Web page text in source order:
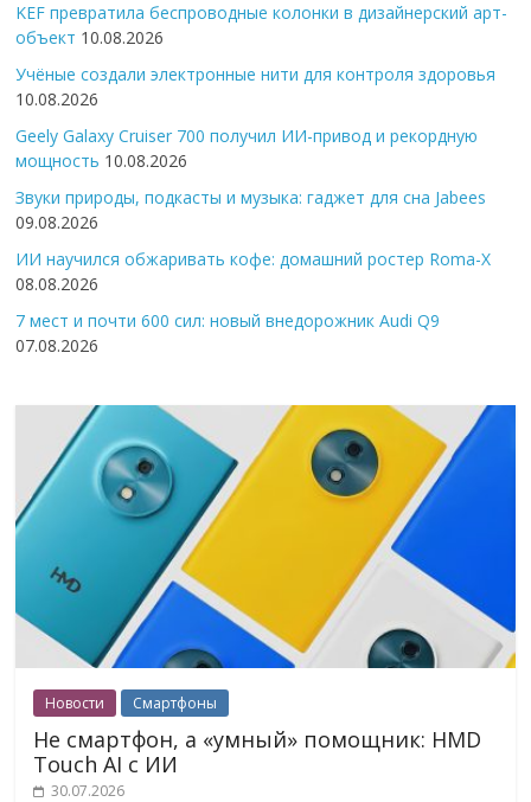
KEF превратила беспроводные колонки в дизайнерский арт-
объект 10.08.2026
Учёные создали электронные нити для контроля здоровья
10.08.2026
Geely Galaxy Cruiser 700 получил ИИ-привод и рекордную
мощность 10.08.2026
Звуки природы, подкасты и музыка: гаджет для сна Jabees
09.08.2026
ИИ научился обжаривать кофе: домашний ростер Roma-X
08.08.2026
7 мест и почти 600 сил: новый внедорожник Audi Q9
07.08.2026
Новости Смартфоны
Не смартфон, а «умный» помощник: HMD
Touch AI с ИИ
30.07.2026